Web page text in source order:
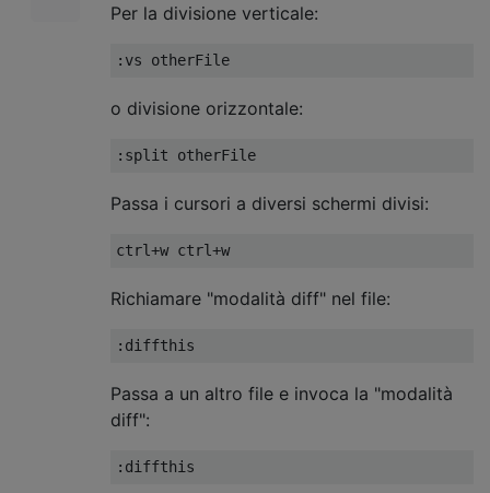
Per la divisione verticale:
o divisione orizzontale:
Passa i cursori a diversi schermi divisi:
Richiamare "modalità diff" nel file:
Passa a un altro file e invoca la "modalità
diff":